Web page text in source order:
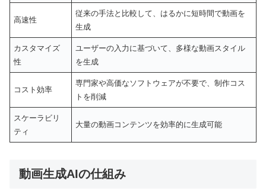
高速性
従来の手法と比較して、はるかに短時間で動画を
生成
カスタマイズ
性
ユーザーの入力に基づいて、多様な動画スタイル
を生成
コスト効率
専門家や高価なソフトウェアが不要で、制作コス
トを削減
スケーラビリ
ティ
大量の動画コンテンツを効率的に生成可能
動画生成AIの仕組み